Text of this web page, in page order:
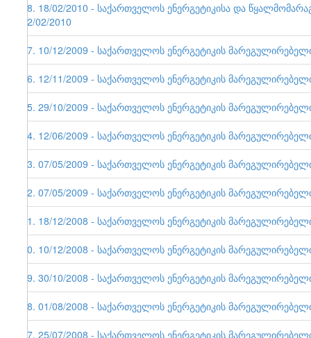
38. 18/02/2010 - საქართველოს ენერგეტიკისა და
22/02/2010
37. 10/12/2009 - საქართველოს ენერგეტიკის
36. 12/11/2009 - საქართველოს ენერგეტიკის
35. 29/10/2009 - საქართველოს ენერგეტიკის
34. 12/06/2009 - საქართველოს ენერგეტიკის
33. 07/05/2009 - საქართველოს ენერგეტიკის
32. 07/05/2009 - საქართველოს ენერგეტიკის
31. 18/12/2008 - საქართველოს ენერგეტიკის
30. 10/12/2008 - საქართველოს ენერგეტიკის
29. 30/10/2008 - საქართველოს ენერგეტიკის
28. 01/08/2008 - საქართველოს ენერგეტიკის
27. 25/07/2008 - საქართველოს ენერგეტიკის